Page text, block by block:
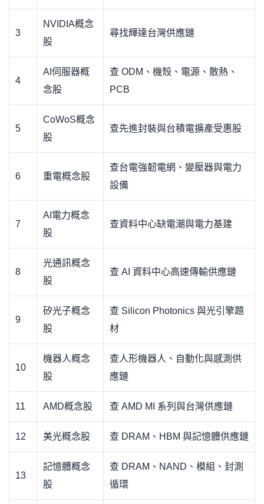
3
NVIDIA概念
股
尋找輝達台灣供應鏈
4
AI伺服器概
念股
查 ODM、機殼、電源、散熱、
PCB
5
CoWoS概念
股
查先進封裝與台積電擴產受惠股
6 重電概念股
查台電強韌電網、變壓器與電力
設備
7
AI電力概念
股
查資料中心缺電潮與電力基建
8
光通訊概念
股
查 AI 資料中心高速傳輸供應鏈
9
矽光子概念
股
查 Silicon Photonics 與光引擎題
材
10
機器人概念
股
查人形機器人、自動化與感測供
應鏈
11 AMD概念股 查 AMD MI 系列與台灣供應鏈
12 美光概念股 查 DRAM、HBM 與記憶體供應鏈
13
記憶體概念
股
查 DRAM、NAND、模組、封測
循環